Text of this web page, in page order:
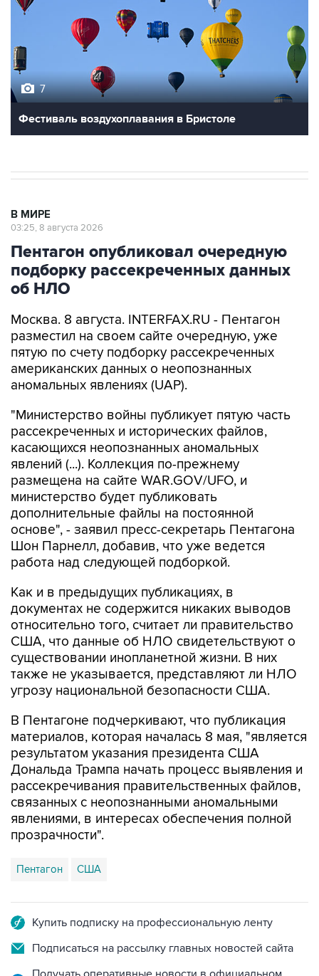
Фестиваль воздухоплавания в Бристоле
Пентагон опубликовал очередную
подборку рассекреченных данных
об НЛО
Москва. 8 августа. INTERFAX.RU - Пентагон
пятую по счету подборку рассекреченных
американских данных о неопознанных
аномальных явлениях (UAP).
"Министерство войны публикует пятую часть
касающихся неопознанных аномальных
явлений (...). Коллекция по-прежнему
размещена на сайте WAR.GOV/UFO, и
министерство будет публиковать
дополнительные файлы на постоянной
основе", - заявил пресс-секретарь Пентагона
Шон Парнелл, добавив, что уже ведется
работа над следующей подборкой.
Как и в предыдущих публикациях, в
относительно того, считает ли правительство
США, что данные об НЛО свидетельствуют о
существовании инопланетной жизни. В них
также не указывается, представляют ли НЛО
угрозу национальной безопасности США.
В Пентагоне подчеркивают, что публикация
результатом указания президента США
Дональда Трампа начать процесс выявления и
рассекречивания правительственных файлов,
связанных с неопознанными аномальными
явлениями, в интересах обеспечения полной
прозрачности".
Пентагон США
Подписаться на рассылку главных новостей сайта
Получать оперативные новости в официальном